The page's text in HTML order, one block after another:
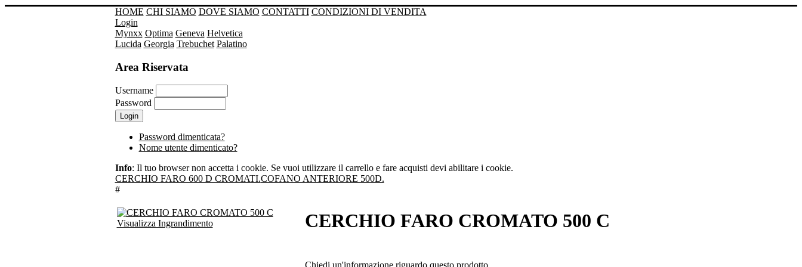
HOME CHI SIAMO DOVE SIAMO CONTATTI CONDIZIONI DI VENDITA
Login
Mynxx Optima Geneva Helvetica
Lucida Georgia Trebuchet Palatino
Area Riservata
Username
Password
Password dimenticata?
Nome utente dimenticato?
Info: Il tuo browser non accetta i cookie. Se vuoi utilizzare il carrello e fare acquisti devi abilitare i cookie.
CERCHIO FARO 600 D CROMATI.COFANO ANTERIORE 500D.
#
Visualizza Ingrandimento CERCHIO FARO CROMATO 500 C